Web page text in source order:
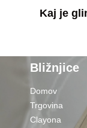
Kaj je
Bližnjice
Domov
Trgovina
Clayona